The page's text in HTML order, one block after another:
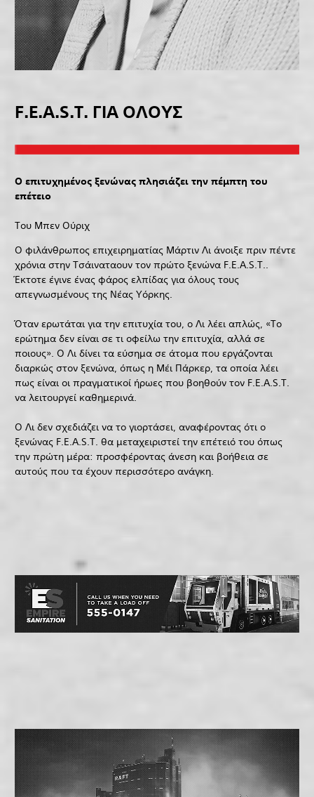
F.E.A.S.T. ΓΙΑ ΟΛΟΥΣ
Ο επιτυχημένος ξενώνας πλησιάζει την πέμπτη του
επέτειο
Του Μπεν Ούριχ
Ο φιλάνθρωπος επιχειρηματίας Μάρτιν Λι άνοιξε πριν πέντε
χρόνια στην Τσάιναταουν τον πρώτο ξενώνα F.E.A.S.T..
Έκτοτε έγινε ένας φάρος ελπίδας για όλους τους
απεγνωσμένους της Νέας Υόρκης.
Όταν ερωτάται για την επιτυχία του, ο Λι λέει απλώς, «Το
ερώτημα δεν είναι σε τι οφείλω την επιτυχία, αλλά σε
ποιους». Ο Λι δίνει τα εύσημα σε άτομα που εργάζονται
διαρκώς στον ξενώνα, όπως η Μέι Πάρκερ, τα οποία λέει
πως είναι οι πραγματικοί ήρωες που βοηθούν τον F.E.A.S.T.
να λειτουργεί καθημερινά.
Ο Λι δεν σχεδιάζει να το γιορτάσει, αναφέροντας ότι ο
ξενώνας F.E.A.S.T. θα μεταχειριστεί την επέτειό του όπως
την πρώτη μέρα: προσφέροντας άνεση και βοήθεια σε
αυτούς που τα έχουν περισσότερο ανάγκη.